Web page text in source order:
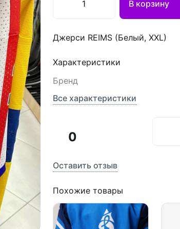
В корзину
Джерси REIMS (Белый, XXL)
Характеристики
Бренд
Все характеристики
0
Оставить отзыв
Похожие товары